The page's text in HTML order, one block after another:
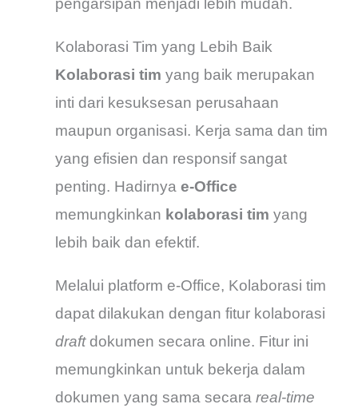
pengarsipan menjadi lebih mudah.
Kolaborasi Tim yang Lebih Baik
Kolaborasi timyang baik merupakan
inti dari kesuksesan perusahaan
maupun organisasi. Kerja sama dan tim
yang efisien dan responsif sangat
penting. Hadirnyae-Office
memungkinkan kolaborasi timyang
lebih baik dan efektif.
Melalui platform e-Office, Kolaborasi tim
dapat dilakukan dengan fitur kolaborasi
draftdokumen secara online. Fitur ini
memungkinkan untuk bekerja dalam
dokumen yang sama secarareal-time